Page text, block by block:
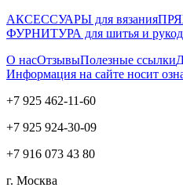
АКСЕССУАРЫ для вязания
ФУРНИТУРА для шитья и
О насОтзывыПолезные ссылки
Информация на сайте носит
+7 925 462-11-60
+7 925 924-30-09
+7 916 073 43 80
г. Москва